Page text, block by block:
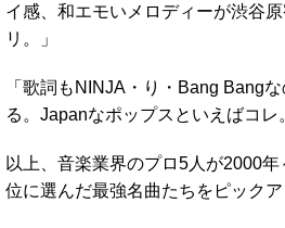
イ感、和エモいメロディーが渋谷
リ。」
「歌詞もNINJA・り・Bang Bang
る。Japanなポップスといえばコレ
以上、音楽業界のプロ5人が2000
位に選んだ最強名曲たちをピックア